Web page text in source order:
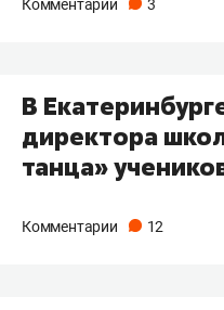
Комментарии 3
В
директора
танца»
Комментарии 12